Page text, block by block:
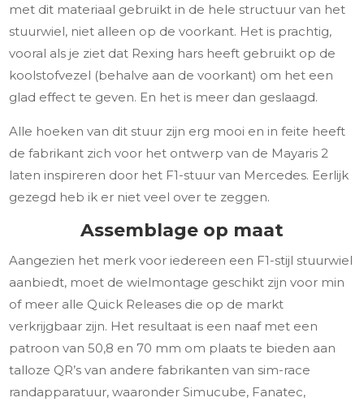
met dit materiaal gebruikt in de hele structuur van het
stuurwiel, niet alleen op de voorkant. Het is prachtig,
vooral als je ziet dat Rexing hars heeft gebruikt op de
koolstofvezel (behalve aan de voorkant) om het een
glad effect te geven. En het is meer dan geslaagd.
Alle hoeken van dit stuur zijn erg mooi en in feite heeft
de fabrikant zich voor het ontwerp van de Mayaris 2
laten inspireren door het F1-stuur van Mercedes. Eerlijk
gezegd heb ik er niet veel over te zeggen.
Assemblage op maat
Aangezien het merk voor iedereen een F1-stijl stuurwiel
aanbiedt, moet de wielmontage geschikt zijn voor min
of meer alle Quick Releases die op de markt
verkrijgbaar zijn. Het resultaat is een naaf met een
patroon van 50,8 en 70 mm om plaats te bieden aan
talloze QR’s van andere fabrikanten van sim-race
randapparatuur, waaronder Simucube, Fanatec,